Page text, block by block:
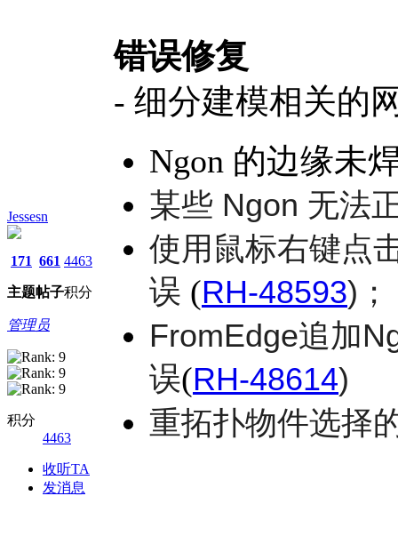
Jessesn
171
主题
661
帖子
4463
积分
管理员
积分
4463
收听TA
发消息
错误修复
- 细分建模相关的
Ngon 的边缘未
某些 Ngon 无法
使用鼠标右键点
误 (RH-48593)；
FromEdge追加
误(RH-48614)
重拓扑物件选择